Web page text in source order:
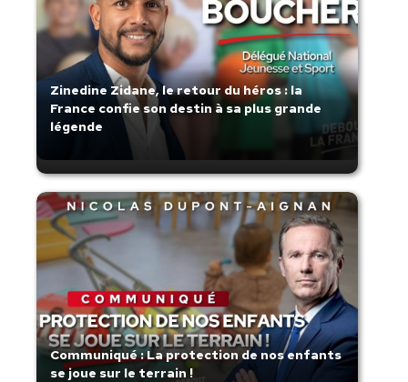
Zinedine Zidane, le retour du héros : la
France confie son destin à sa plus grande
légende
Communiqué : La protection de nos enfants
se joue sur le terrain !